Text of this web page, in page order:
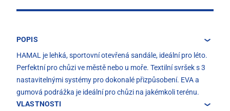
POPIS
HAMAL je lehká, sportovní otevřená sandále, ideální pro léto.
Perfektní pro chůzi ve městě nebo u moře. Textilní svršek s 3
nastavitelnými systémy pro dokonalé přizpůsobení. EVA a
gumová podrážka je ideální pro chůzi na jakémkoli terénu.
VLASTNOSTI